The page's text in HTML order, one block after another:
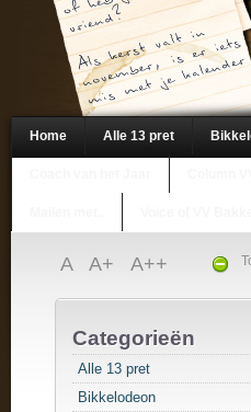
Home Alle 13 pret
A A+ A++
Categorieën
Alle 13 pret
Bikkelodeon